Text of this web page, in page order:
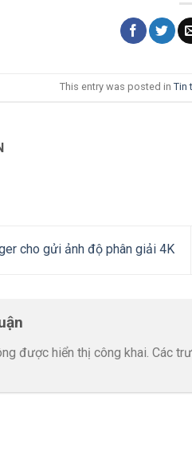
This entry was posted inTin
cho gửi ảnh độ phân giải 4K
được hiển thị công khai. Các